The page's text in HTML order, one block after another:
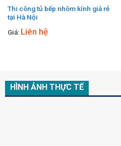
Thi công tủ bếp nhôm kính giá rẻ
tại Hà Nội
Giá: Liên hệ
HÌNH ẢNH THỰC TẾ